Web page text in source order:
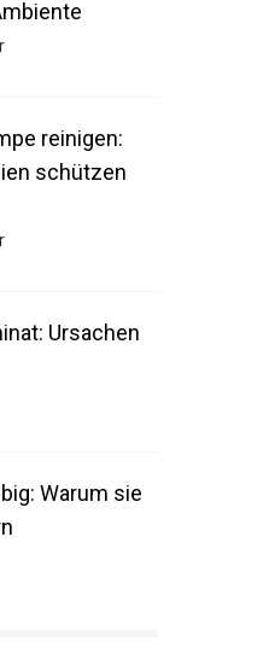
reinigen:
schützen
Ursachen
Warum sie